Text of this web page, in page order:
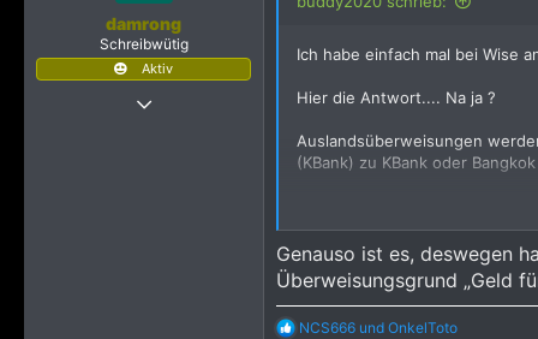
n
damrong
Schreibwütig
Aktiv
20 Februar 2022
Ich habe einfach mal bei Wise
Hier die Antwort.... Na ja ?
Auslandsüberweisungen
(KBank) zu KBank oder
Genauso ist es, deswegen
Überweisungsgrund „Geld
R
NCS666 und OnkelToto